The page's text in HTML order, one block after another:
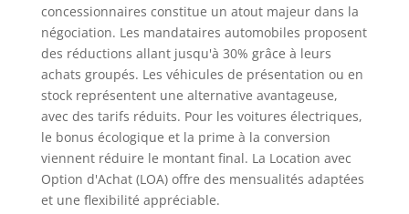
concessionnaires constitue un atout majeur dans la
négociation. Les mandataires automobiles proposent
des réductions allant jusqu'à 30% grâce à leurs
achats groupés. Les véhicules de présentation ou en
stock représentent une alternative avantageuse,
avec des tarifs réduits. Pour les voitures électriques,
le bonus écologique et la prime à la conversion
viennent réduire le montant final. La Location avec
Option d'Achat (LOA) offre des mensualités adaptées
et une flexibilité appréciable.